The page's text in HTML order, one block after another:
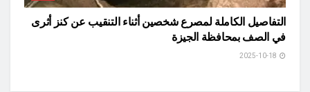
التفاصيل الكاملة لمصرع شخصين أثناء التنقيب عن كنز أثرى
في الصف بمحافظة الجيزة